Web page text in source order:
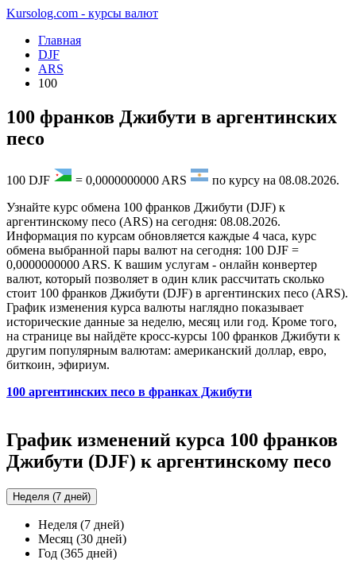
Kursolog.com - курсы валют
Главная
DJF
ARS
100
100 франков Джибути в аргентинских
песо
100 DJF = 0,0000000000 ARS по курсу на 08.08.2026.
Узнайте курс обмена 100 франков Джибути (DJF) к
аргентинскому песо (ARS) на сегодня: 08.08.2026.
Информация по курсам обновляется каждые 4 часа, курс
обмена выбранной пары валют на сегодня: 100 DJF =
0,0000000000 ARS. К вашим услугам - онлайн конвертер
валют, который позволяет в один клик рассчитать сколько
стоит 100 франков Джибути (DJF) в аргентинских песо (ARS).
График изменения курса валюты наглядно показывает
исторические данные за неделю, месяц или год. Кроме того,
на странице вы найдёте кросс-курсы 100 франков Джибути к
другим популярным валютам: американский доллар, евро,
биткоин, эфириум.
100 аргентинских песо в франках Джибути
График изменений курса 100 франков
Джибути (DJF) к аргентинскому песо
Неделя (7 дней)
Неделя (7 дней)
Месяц (30 дней)
Год (365 дней)